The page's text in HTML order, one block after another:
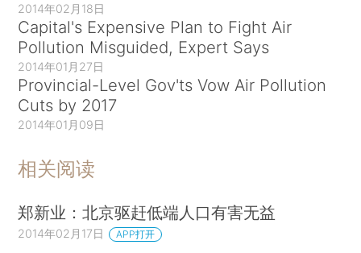
2014年02月18日
Capital's Expensive Plan to Fight Air
Pollution Misguided, Expert Says
2014年01月27日
Provincial-Level Gov'ts Vow Air Pollution
Cuts by 2017
2014年01月09日
相关阅读
郑新业：北京驱赶低端人口有害无益
2014年02月17日 APP打开